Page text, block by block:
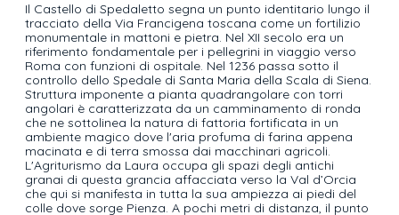
Il Castello di Spedaletto segna un punto identitario lungo il
tracciato della Via Francigena toscana come un fortilizio
monumentale in mattoni e pietra. Nel XII secolo era un
riferimento fondamentale per i pellegrini in viaggio verso
Roma con funzioni di ospitale. Nel 1236 passa sotto il
controllo dello Spedale di Santa Maria della Scala di Siena.
Struttura imponente a pianta quadrangolare con torri
angolari è caratterizzata da un camminamento di ronda
che ne sottolinea la natura di fattoria fortificata in un
ambiente magico dove l'aria profuma di farina appena
macinata e di terra smossa dai macchinari agricoli.
L'Agriturismo da Laura occupa gli spazi degli antichi
granai di questa grancia affacciata verso la Val d’Orcia
che qui si manifesta in tutta la sua ampiezza ai piedi del
colle dove sorge Pienza. A pochi metri di distanza, il punto